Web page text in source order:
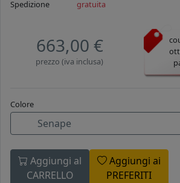
Spedizione
gratuita
663,00 €
prezzo (iva inclusa)
Colore
Senape
Aggiungi al
CARRELLO
Aggiungi ai
PREFERITI